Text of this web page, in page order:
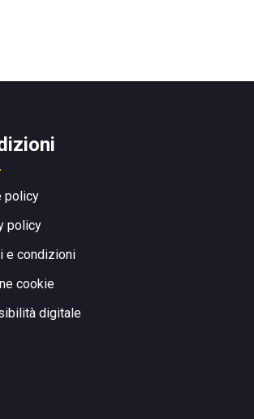
policy
policy
e condizioni
cookie
digitale